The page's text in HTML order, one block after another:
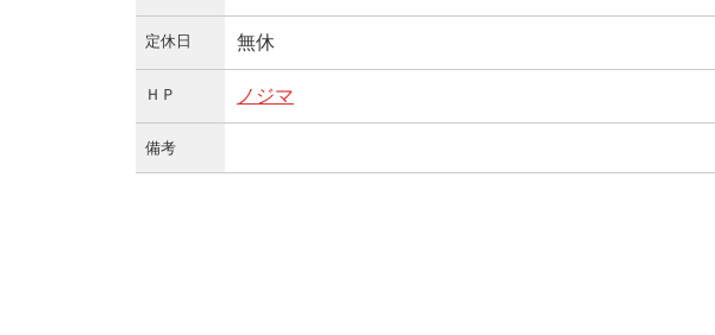
定休日 無休
ＨＰ ノジマ
備考